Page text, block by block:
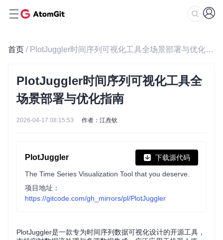
首页 / PlotJuggler时间序列可视化工具全场景部署与优化指南
PlotJuggler时间序列可视化工具全
场景部署与优化指南
2026-04-17 08:15:53 作者：江焘钦
PlotJuggler 下载源代码
The Time Series Visualization Tool that you deserve.
项目地址：
https://gitcode.com/gh_mirrors/pl/PlotJuggler
PlotJuggler是一款专为时间序列数据可视化设计的开源工具，